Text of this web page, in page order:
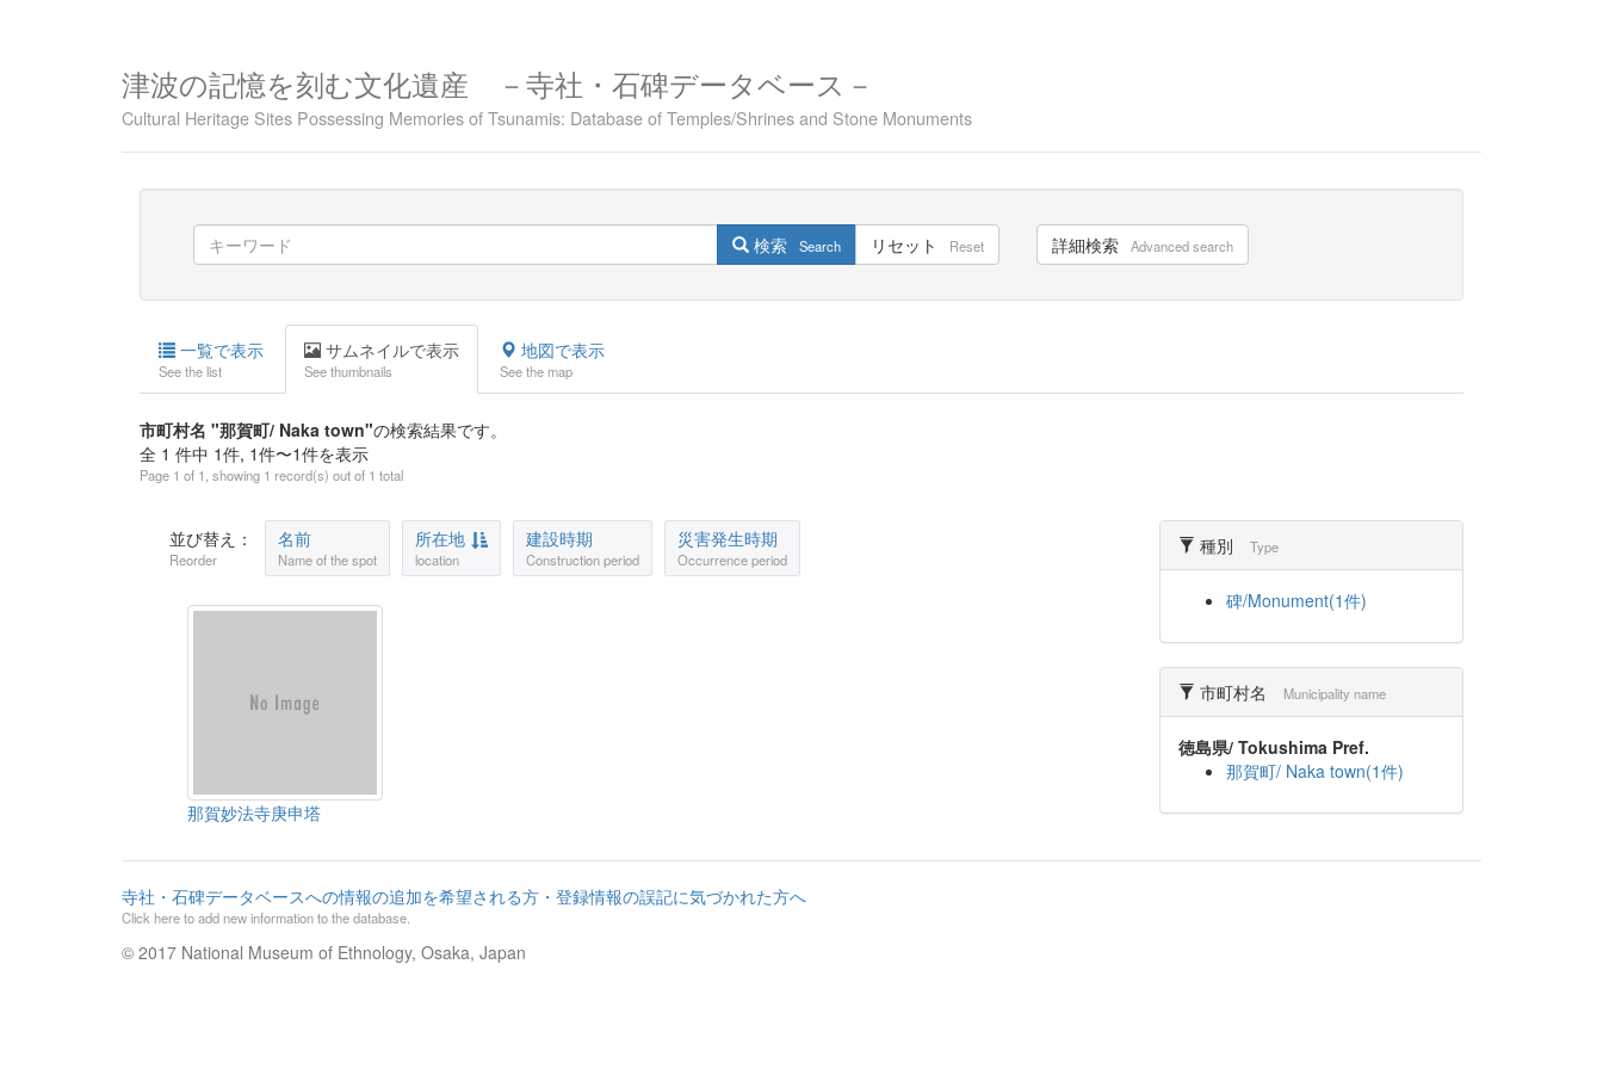
津波の記憶を刻む文化遺産 －寺社・石碑データベース－
Cultural Heritage Sites Possessing Memories of Tsunamis: Database of Temples/Shrines and Stone Monuments
検索 Search リセット Reset 詳細検索 Advanced search
一覧で表示
See the list
サムネイルで表示
See thumbnails
地図で表示
See the map
市町村名 "那賀町/ Naka town"の検索結果です。
全 1 件中 1件, 1件〜1件を表示
Page 1 of 1, showing 1 record(s) out of 1 total
並び替え：
Reorder
名前
Name of the spot
所在地
location
建設時期
Construction period
災害発生時期
Occurrence period
那賀妙法寺庚申塔
種別 Type
碑/Monument(1件)
市町村名 Municipality name
徳島県/ Tokushima Pref.
那賀町/ Naka town(1件)
寺社・石碑データベースへの情報の追加を希望される方・登録情報の誤記に気づかれた方へ
Click here to add new information to the database.
© 2017 National Museum of Ethnology, Osaka, Japan